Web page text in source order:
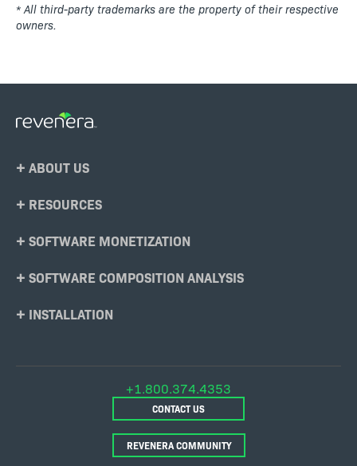
* All third-party trademarks are the property of their respective
owners.
Footer
ABOUT US
RESOURCES
SOFTWARE MONETIZATION
SOFTWARE COMPOSITION ANALYSIS
INSTALLATION
+1.800.374.4353
CONTACT US
REVENERA COMMUNITY